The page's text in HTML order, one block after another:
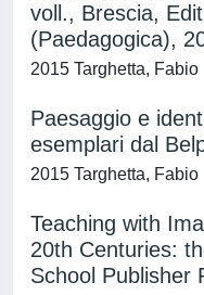
voll., Brescia,
(Paedagogica),
2015 Targhetta, Fabio
Paesaggio e
esemplari dal
2015 Targhetta, Fabio
Teaching with
20th Centuries:
School Publisher